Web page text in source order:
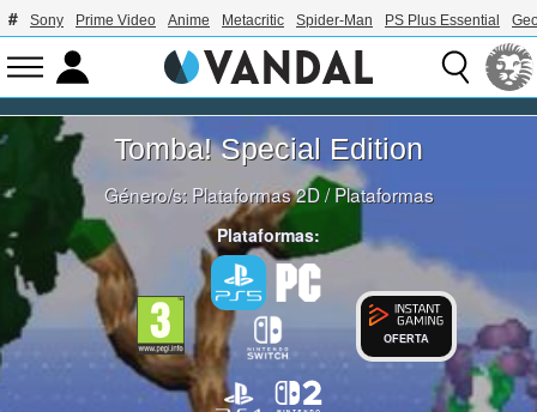
Sony Prime Video Anime Metacritic Spider-Man PS Plus Essential
Tomba! Special Edition
Género/s: Plataformas 2D/Plataformas
Plataformas:
OFERTA